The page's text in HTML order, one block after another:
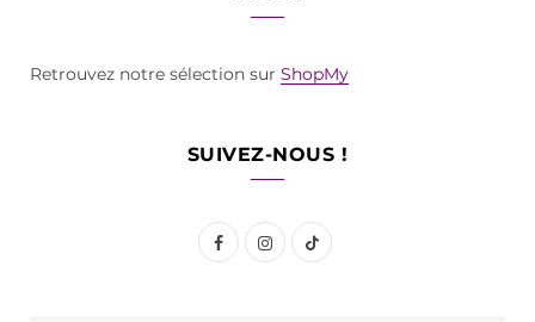
Retrouvez notre sélection sur ShopMy
SUIVEZ-NOUS !
F
I
T